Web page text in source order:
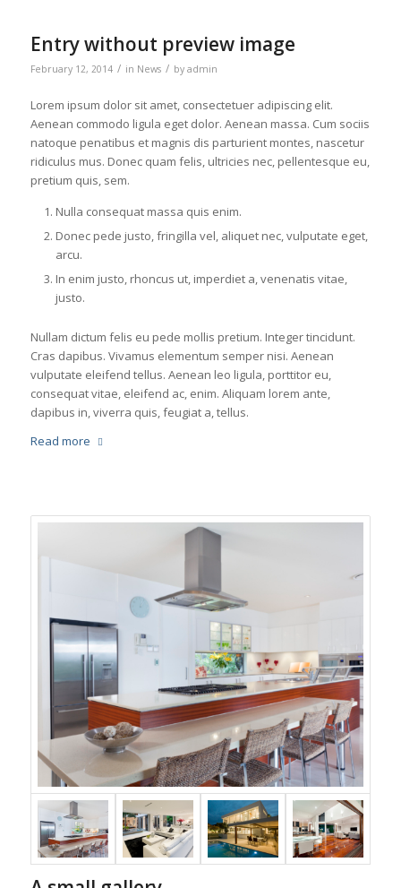
Entry without preview image
February 12, 2014 / in News / by admin
Lorem ipsum dolor sit amet, consectetuer adipiscing elit.
Aenean commodo ligula eget dolor. Aenean massa. Cum sociis
natoque penatibus et magnis dis parturient montes, nascetur
ridiculus mus. Donec quam felis, ultricies nec, pellentesque eu,
pretium quis, sem.
Nulla consequat massa quis enim.
Donec pede justo, fringilla vel, aliquet nec, vulputate eget,
arcu.
In enim justo, rhoncus ut, imperdiet a, venenatis vitae,
justo.
Nullam dictum felis eu pede mollis pretium. Integer tincidunt.
Cras dapibus. Vivamus elementum semper nisi. Aenean
vulputate eleifend tellus. Aenean leo ligula, porttitor eu,
consequat vitae, eleifend ac, enim. Aliquam lorem ante,
dapibus in, viverra quis, feugiat a, tellus.
Read more